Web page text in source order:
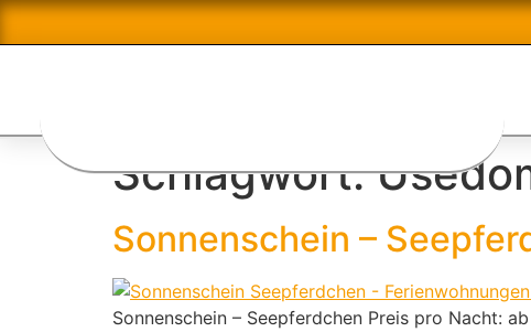
Schlagwort:
Sonnenschein –
Sonnenschein – Seepferdchen Preis pro Nacht: